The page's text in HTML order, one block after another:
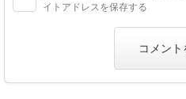
イトアドレスを保存する